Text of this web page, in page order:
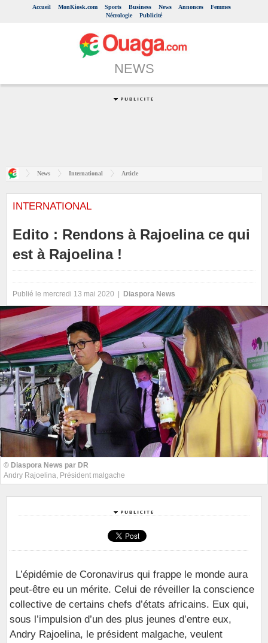
Accueil MonKiosk.com Sports Business News Annonces
Femmes
Nécrologie
Publicité
NEWS
News International Article
INTERNATIONAL
Edito : Rendons à Rajoelina ce qui
est à Rajoelina !
Publié le mercredi 13 mai 2020 | Diaspora News
© Diaspora News par DR
Andry Rajoelina, Président malgache
L’épidémie de Coronavirus qui frappe le monde aura
peut-être eu un mérite. Celui de réveiller la conscience
collective de certains chefs d’états africains. Eux qui,
sous l’impulsion d’un des plus jeunes d’entre eux,
Andry Rajoelina, le président malgache, veulent